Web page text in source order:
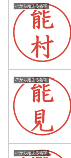
のから始まる名字
のから始まる名字
のから始まる名字